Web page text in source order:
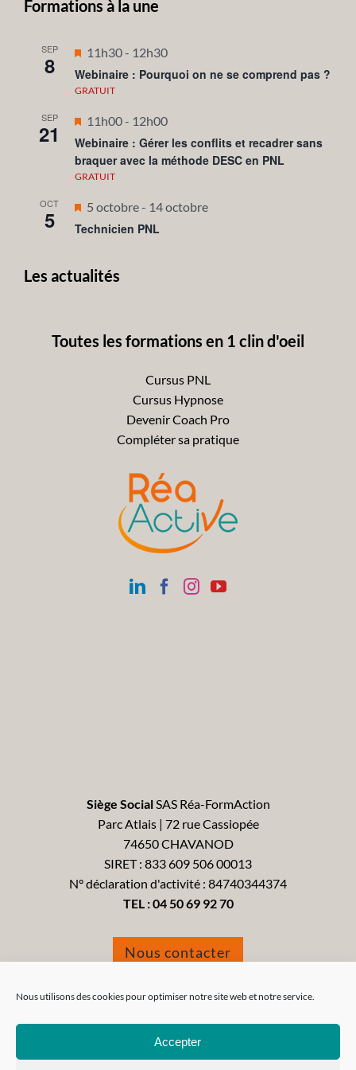
Nous utilisons des cookies pour optimiser notre site web et notre service.
Accepter
Formations à la une
SEP
8
Mis
en
avant
11h30- 12h30
Webinaire : Pourquoi on ne se comprend pas ?
GRATUIT
SEP
21
Mis
en
avant
11h00- 12h00
Webinaire : Gérer les conflits et recadrer sans
braquer avec la méthode DESC en PNL
GRATUIT
OCT
5
Mis
en
5 octobre- 14 octobre
Technicien PNL
Les actualités
Toutes les formations en 1 clin d'oeil
Cursus PNL
Cursus Hypnose
Devenir Coach Pro
Compléter sa pratique
Siège SocialSAS Réa-FormAction
Parc Atlais | 72 rue Cassiopée
74650 CHAVANOD
SIRET : 833 609 506 00013
N° déclaration d'activité : 84740344374
TEL :04 50 69 92 70
Nous contacter